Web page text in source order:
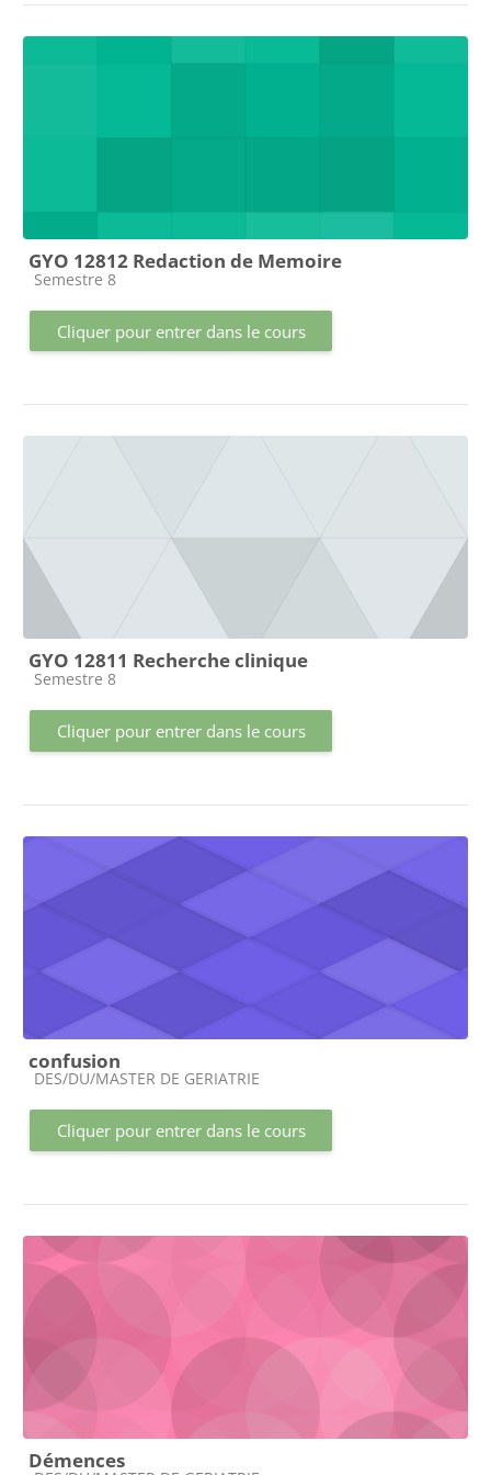
GYO 12812 Redaction de Memoire
Catégorie de cours
Semestre 8
Cliquer pour entrer dans le cours
GYO 12811 Recherche clinique
Catégorie de cours
Semestre 8
Cliquer pour entrer dans le cours
confusion
Catégorie de cours
DES/DU/MASTER DE GERIATRIE
Cliquer pour entrer dans le cours
Démences